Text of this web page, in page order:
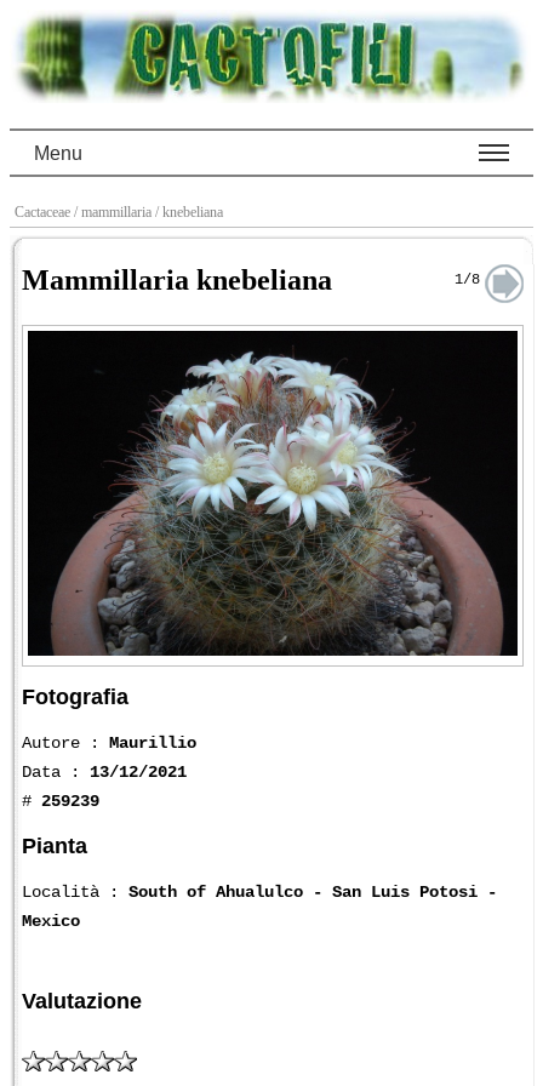
Menu
Cactaceae / mammillaria / knebeliana
Mammillaria knebeliana 1/8
Fotografia
Autore : Maurillio
Data : 13/12/2021
# 259239
Pianta
Località : South of Ahualulco - San Luis Potosi -
Mexico
Valutazione